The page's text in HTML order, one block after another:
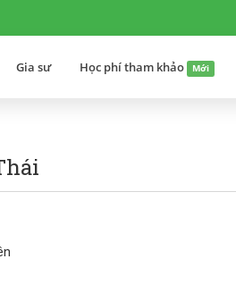
Gia sư Học phí tham khảo Mới